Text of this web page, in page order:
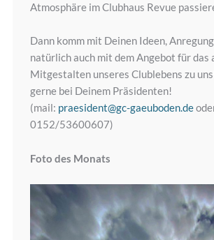
Atmosphäre im Clubhaus Revue
Dann komm mit Deinen Ideen,
natürlich auch mit dem Angebot für das
Mitgestalten unseres Clublebens zu
gerne bei Deinem Präsidenten!
(mail: praesident@gc-gaeuboden.de
0152/53600607)
Foto des Monats